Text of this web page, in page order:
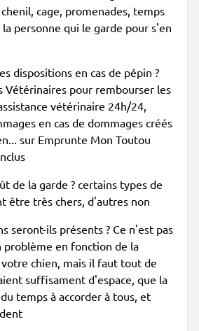
cage, promenades, temps
personne qui le garde pour s'en
dispositions en cas de pépin ?
Vétérinaires pour rembourser les
vétérinaire 24h/24,
en cas de dommages créés
sur Emprunte Mon Toutou
de la garde ? certains types de
être très chers, d'autres non
seront-ils présents ? Ce n'est pas
problème en fonction de la
chien, mais il faut tout de
suffisament d'espace, que la
temps à accorder à tous, et